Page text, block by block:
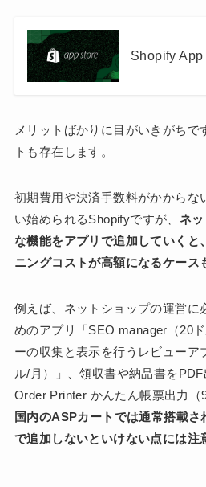
Shopify App
メリットばかりに目がいきがちで
トも存在します。
初期費用や決済手数料がかからな
い始められるShopifyですが、 ネ
な機能をアプリで追加していくと
ニングコストが高額になるケース
例えば、ネットショップの運営に
めのアプリ「SEO manager（20
ーの収集と表示を行うレビューア
ル/月）」、領収書や納品書を
Order Printer かんたん帳票出力（
国内のASPカートでは通常搭載さ
で追加しないといけない点には注